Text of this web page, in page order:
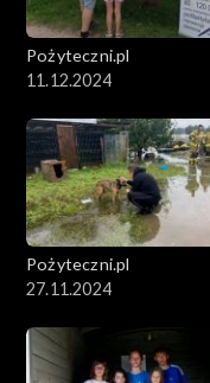
Pożyteczni.pl
11.12.2024
Pożyteczni.pl
27.11.2024